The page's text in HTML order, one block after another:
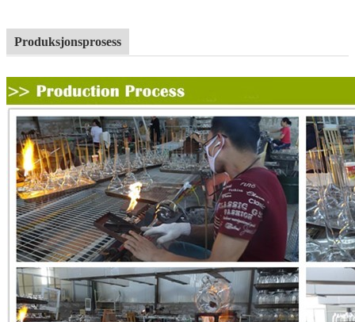
Produksjonsprosess